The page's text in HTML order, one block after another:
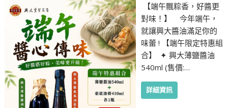
【端午飄粽香，好醬更
對味！】 今年端午，
就讓興大醬油滿足你的
味蕾 ! 【端午限定特惠組
合】 ✦ 興大薄鹽醬油
540ml (售價:…
詳細資訊